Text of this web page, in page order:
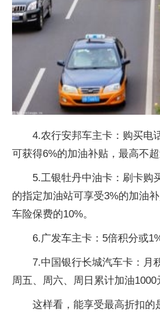
4.农行安邦车主卡：购买电
可获得6%的加油补贴，最高不超
5.工银牡丹中油卡：刷卡购
的指定加油站可享受3%的加油
车险保费的10%。
6.广发车主卡：5倍积分或
7.中国银行长城汽车卡：月
周五、周六、周日累计加油1000
这样看，能享受最高折扣的